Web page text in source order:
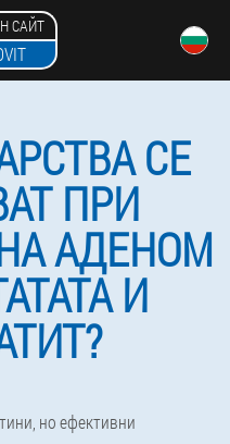
САЙТ
СЕ
ПРИ
АДЕНОМ
И
но ефективни